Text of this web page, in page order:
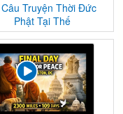
Truyện Thời Đức
Phật Tại Thế